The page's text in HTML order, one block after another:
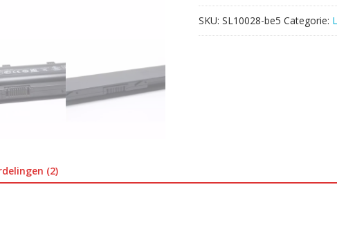
aantal
SKU: SL10028-be5 Categorie:
(2)